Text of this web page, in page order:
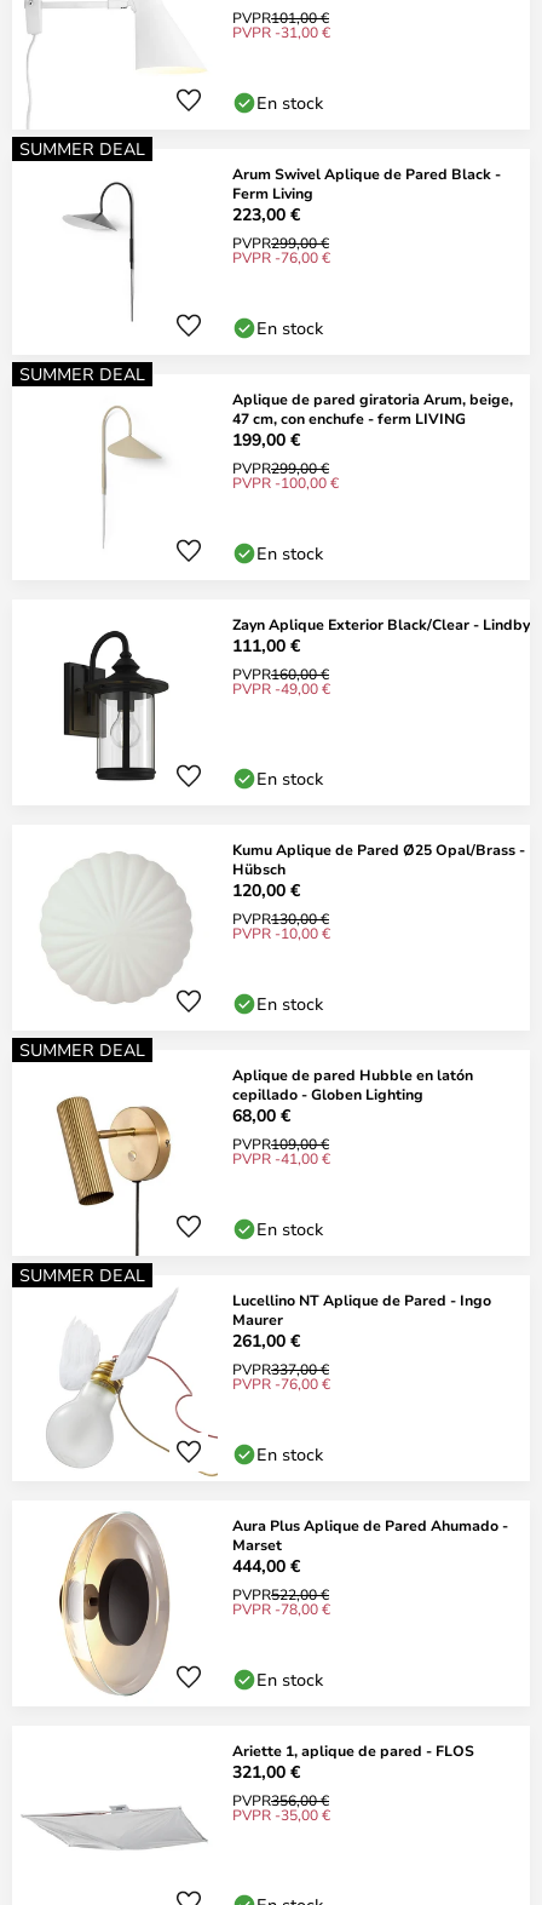
PVPR101,00 €
PVPR -31,00 €
En stock
SUMMER DEAL
Arum Swivel Aplique de Pared Black -
Ferm Living
223,00 €
PVPR299,00 €
PVPR -76,00 €
En stock
SUMMER DEAL
Aplique de pared giratoria Arum, beige,
47 cm, con enchufe - ferm LIVING
199,00 €
PVPR299,00 €
PVPR -100,00 €
En stock
Zayn Aplique Exterior Black/Clear - Lindby
111,00 €
PVPR160,00 €
PVPR -49,00 €
En stock
Kumu Aplique de Pared Ø25 Opal/Brass -
Hübsch
120,00 €
PVPR130,00 €
PVPR -10,00 €
En stock
SUMMER DEAL
Aplique de pared Hubble en latón
cepillado - Globen Lighting
68,00 €
PVPR109,00 €
PVPR -41,00 €
En stock
SUMMER DEAL
Lucellino NT Aplique de Pared - Ingo
Maurer
261,00 €
PVPR337,00 €
PVPR -76,00 €
En stock
Aura Plus Aplique de Pared Ahumado -
Marset
444,00 €
PVPR522,00 €
PVPR -78,00 €
En stock
Ariette 1, aplique de pared - FLOS
321,00 €
PVPR356,00 €
PVPR -35,00 €